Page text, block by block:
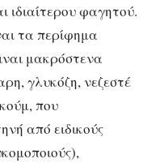
ιδιαίτερου φαγητού.
τα περίφημα
μακρόστενα
γλυκόζη, νεζεστέ
που
από ειδικούς